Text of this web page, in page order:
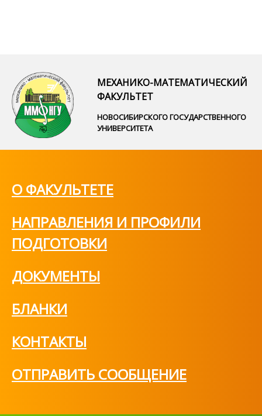
МЕХАНИКО-МАТЕМАТИЧЕСКИЙ
ФАКУЛЬТЕТ
НОВОСИБИРСКОГО ГОСУДАРСТВЕННОГО
УНИВЕРСИТЕТА
О ФАКУЛЬТЕТЕ
НАПРАВЛЕНИЯ И ПРОФИЛИ
ПОДГОТОВКИ
ДОКУМЕНТЫ
БЛАНКИ
КОНТАКТЫ
ОТПРАВИТЬ СООБЩЕНИЕ